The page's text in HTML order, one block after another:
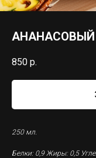
850 р.
250 мл.
Белки: 0,9 Жиры: 0,5